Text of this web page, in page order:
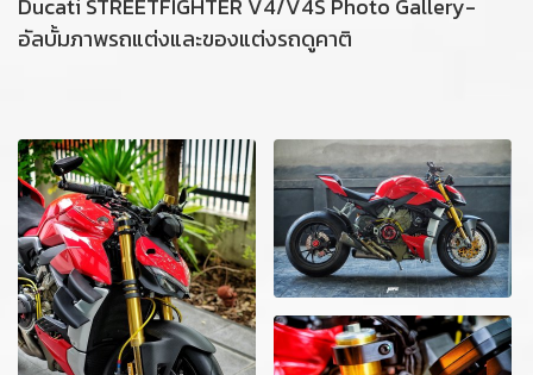
Ducati STREETFIGHTER V4/V4S Photo Gallery-
อัลบั้มภาพรถแต่งและของแต่งรถดูคาติ